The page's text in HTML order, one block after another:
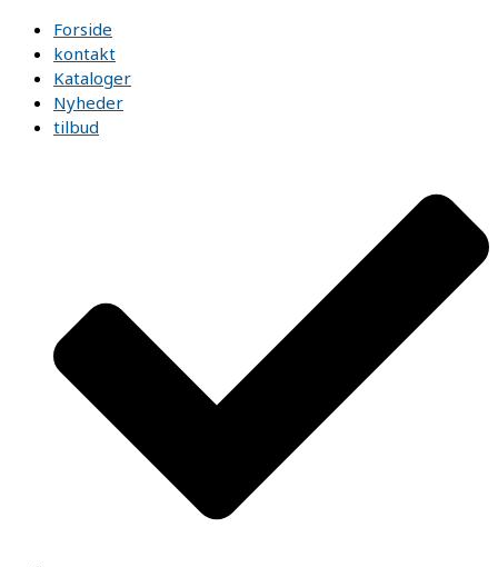
Forside
kontakt
Kataloger
Nyheder
tilbud